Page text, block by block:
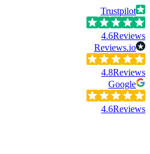
Trustpilot
4.6Reviews
Reviews.io
4.8Reviews
Google
4.6Reviews